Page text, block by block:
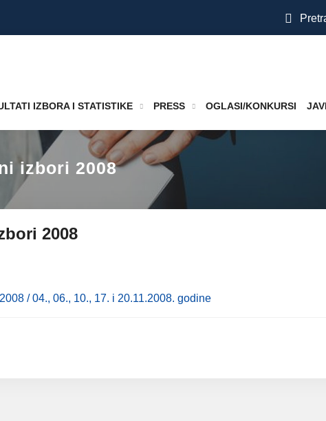
IZBORA I STATISTIKE PRESS OGLASI/KONKURSI
izbori 2008
2008
/ 04., 06., 10., 17. i 20.11.2008. godine